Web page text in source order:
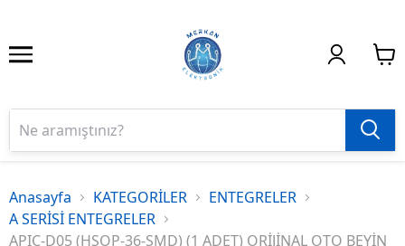
Anasayfa KATEGORİLER
ENTEGRELER
A SERİSİ ENTEGRELER
APIC-D05 (HSOP-36-SMD) (1 ADET) ORİJİNAL OTO BEYİN